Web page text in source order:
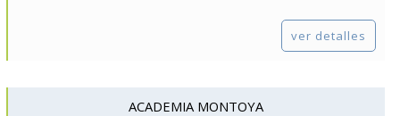
ver detalles
ACADEMIA MONTOYA